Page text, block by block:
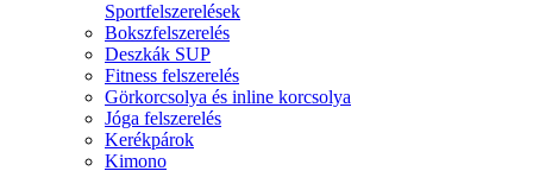
Sportfelszerelések
Bokszfelszerelés
Deszkák SUP
Fitness felszerelés
Görkorcsolya és inline korcsolya
Jóga felszerelés
Kerékpárok
Kimono